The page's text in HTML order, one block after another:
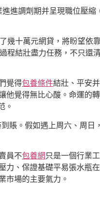
進調劑期并呈現職位壓縮
幾十萬元網貸，將盼望依
程結壯盡力任務，不只還
覺得包養條件結壯、平安
覺得無比心酸。命運的
。
賬。假如遇上周六、周
員不包養網 只是一個行業
、保證基礎平易張水瓶
市場的主要氣力。